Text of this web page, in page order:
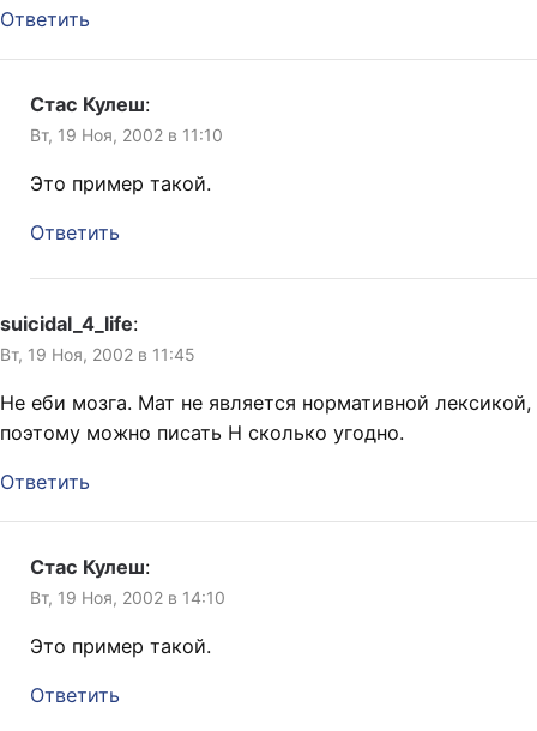
Ответить
Стас Кулеш:
Вт, 19 Ноя, 2002 в 11:10
Это пример такой.
Ответить
suicidal_4_life:
Вт, 19 Ноя, 2002 в 11:45
Не еби мозга. Мат не является нормативной лексикой,
поэтому можно писать Н сколько угодно.
Ответить
Стас Кулеш:
Вт, 19 Ноя, 2002 в 14:10
Это пример такой.
Ответить